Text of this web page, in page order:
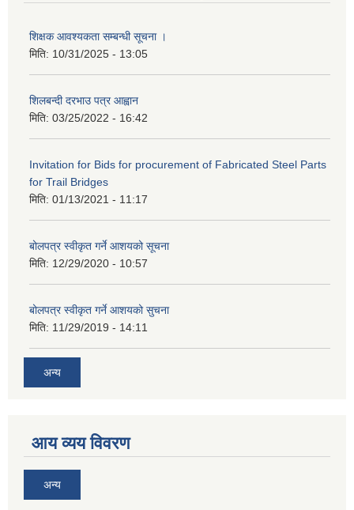
शिक्षक आवश्यकता सम्बन्धी सूचना ।
मिति: 10/31/2025 - 13:05
शिलबन्दी दरभाउ पत्र आह्वान
मिति: 03/25/2022 - 16:42
Invitation for Bids for procurement of Fabricated Steel Parts
for Trail Bridges
मिति: 01/13/2021 - 11:17
बोलपत्र स्वीकृत गर्ने आशयको सूचना
मिति: 12/29/2020 - 10:57
बोलपत्र स्वीकृत गर्ने आशयको सुचना
मिति: 11/29/2019 - 14:11
अन्य
आय व्यय विवरण
अन्य